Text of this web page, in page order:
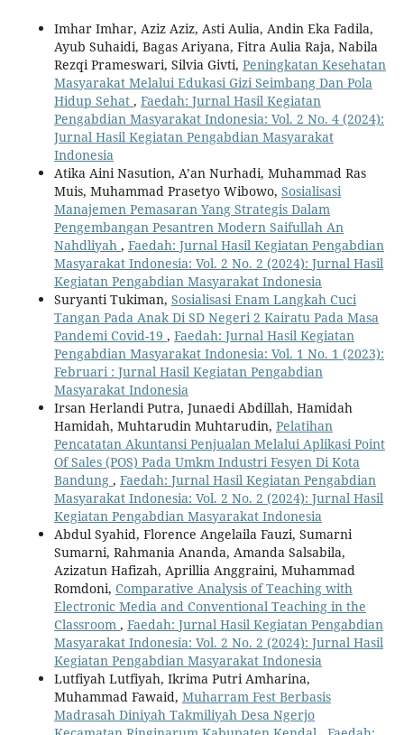
Imhar Imhar, Aziz Aziz, Asti Aulia, Andin Eka Fadila,
Ayub Suhaidi, Bagas Ariyana, Fitra Aulia Raja, Nabila
Rezqi Prameswari, Silvia Givti, Peningkatan Kesehatan
Masyarakat Melalui Edukasi Gizi Seimbang Dan Pola
Hidup Sehat , Faedah: Jurnal Hasil Kegiatan
Pengabdian Masyarakat Indonesia: Vol. 2 No. 4 (2024):
Jurnal Hasil Kegiatan Pengabdian Masyarakat
Indonesia
Atika Aini Nasution, A’an Nurhadi, Muhammad Ras
Muis, Muhammad Prasetyo Wibowo, Sosialisasi
Manajemen Pemasaran Yang Strategis Dalam
Pengembangan Pesantren Modern Saifullah An
Nahdliyah , Faedah: Jurnal Hasil Kegiatan Pengabdian
Masyarakat Indonesia: Vol. 2 No. 2 (2024): Jurnal Hasil
Kegiatan Pengabdian Masyarakat Indonesia
Suryanti Tukiman, Sosialisasi Enam Langkah Cuci
Tangan Pada Anak Di SD Negeri 2 Kairatu Pada Masa
Pandemi Covid-19 , Faedah: Jurnal Hasil Kegiatan
Pengabdian Masyarakat Indonesia: Vol. 1 No. 1 (2023):
Februari : Jurnal Hasil Kegiatan Pengabdian
Masyarakat Indonesia
Irsan Herlandi Putra, Junaedi Abdillah, Hamidah
Hamidah, Muhtarudin Muhtarudin, Pelatihan
Pencatatan Akuntansi Penjualan Melalui Aplikasi Point
Of Sales (POS) Pada Umkm Industri Fesyen Di Kota
Bandung , Faedah: Jurnal Hasil Kegiatan Pengabdian
Masyarakat Indonesia: Vol. 2 No. 2 (2024): Jurnal Hasil
Kegiatan Pengabdian Masyarakat Indonesia
Abdul Syahid, Florence Angelaila Fauzi, Sumarni
Sumarni, Rahmania Ananda, Amanda Salsabila,
Azizatun Hafizah, Aprillia Anggraini, Muhammad
Romdoni, Comparative Analysis of Teaching with
Electronic Media and Conventional Teaching in the
Classroom , Faedah: Jurnal Hasil Kegiatan Pengabdian
Masyarakat Indonesia: Vol. 2 No. 2 (2024): Jurnal Hasil
Kegiatan Pengabdian Masyarakat Indonesia
Lutfiyah Lutfiyah, Ikrima Putri Amharina,
Muhammad Fawaid, Muharram Fest Berbasis
Madrasah Diniyah Takmiliyah Desa Ngerjo